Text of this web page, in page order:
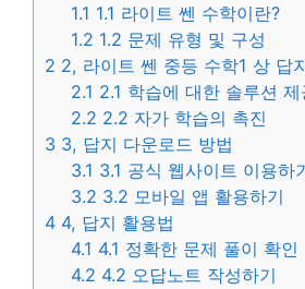
1.1 1.1 라이트 쎈 수학이란?
1.2 1.2 문제 유형 및 구성
2 2, 라이트 쎈 중등 수학1 상 답
2.1 2.1 학습에 대한 솔루션 제
2.2 2.2 자가 학습의 촉진
3 3, 답지 다운로드 방법
3.1 3.1 공식 웹사이트 이용하
3.2 3.2 모바일 앱 활용하기
4 4, 답지 활용법
4.1 4.1 정확한 문제 풀이 확인
4.2 4.2 오답노트 작성하기